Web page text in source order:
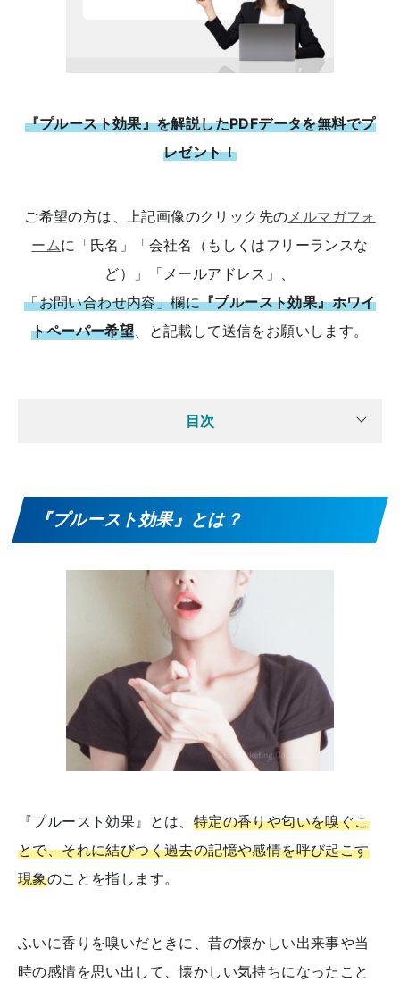
『プルースト効果』を解説したPDFデータを無料でプ
レゼント！
ご希望の方は、上記画像のクリック先のメルマガフォ
ームに「氏名」「会社名（もしくはフリーランスな
ど）」「メールアドレス」、
「お問い合わせ内容」欄に『プルースト効果』ホワイ
トペーパー希望、と記載して送信をお願いします。
目次
『プルースト効果』とは？
『プルースト効果』とは、 特定の香りや匂いを嗅ぐこ
とで、それに結びつく過去の記憶や感情を呼び起こす
現象のことを指します。
ふいに香りを嗅いだときに、昔の懐かしい出来事や当
時の感情を思い出して、懐かしい気持ちになったこと